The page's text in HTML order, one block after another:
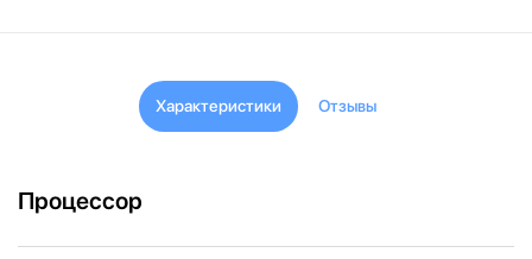
Характеристики Отзывы
Процессор